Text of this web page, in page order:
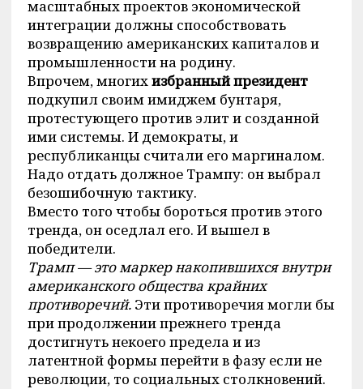
масштабных проектов экономической
интеграции должны способствовать
возвращению американских капиталов и
промышленности на родину.
Впрочем, многихизбранный президент
подкупил своим имиджем бунтаря,
протестующего против элит и созданной
ими системы. И демократы, и
республиканцы считали его маргиналом.
Надо отдать должное Трампу: он выбрал
безошибочную тактику.
Вместо того чтобы бороться против этого
тренда, он оседлал его. И вышел в
победители.
Трамп — это маркер накопившихся внутри
американского общества крайних
противоречий. Эти противоречия могли бы
при продолжении прежнего тренда
достигнуть некоего предела и из
латентной формы перейти в фазу если не
революции, то социальных столкновений.